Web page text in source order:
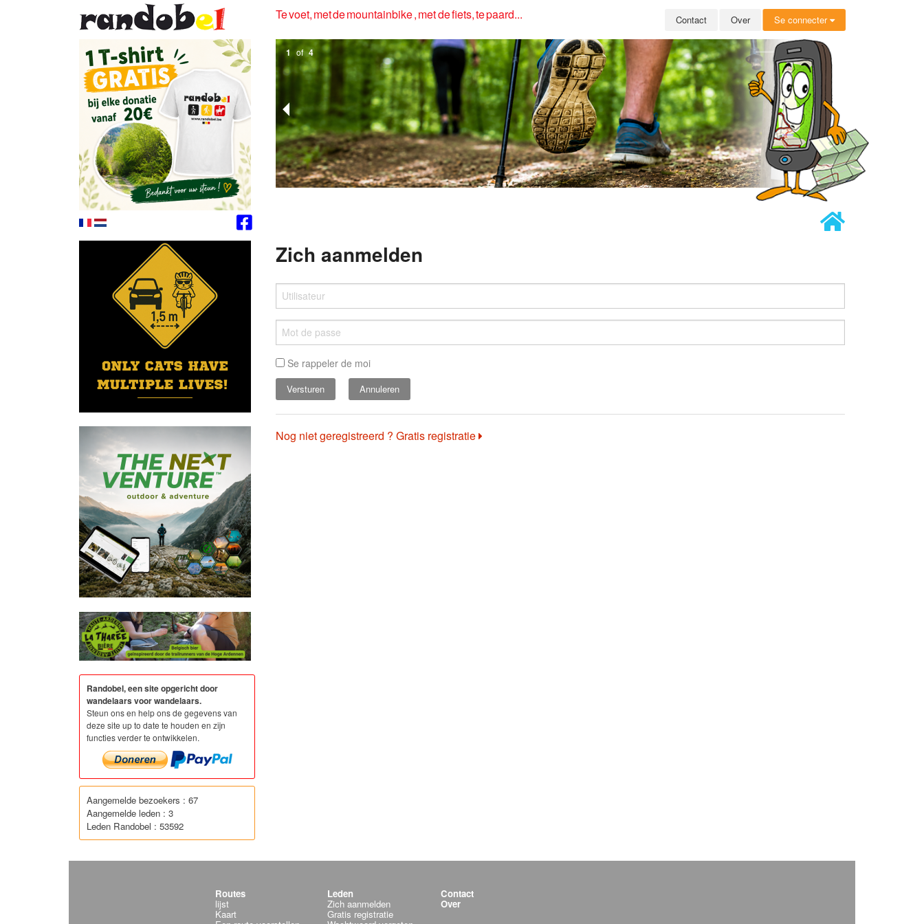
Te voet, met de mountainbike , met de fiets, te paard... Contact Over Se connecter
1 of 4
Zich aanmelden
Se rappeler de moi
Annuleren
Nog niet geregistreerd ? Gratis registratie
Randobel, een site opgericht door
wandelaars voor wandelaars.
Steun ons en help ons de gegevens van
deze site up to date te houden en zijn
functies verder te ontwikkelen.
Aangemelde bezoekers : 67
Aangemelde leden : 3
Leden Randobel : 53592
Routes
lijst
Kaart
Leden
Zich aanmelden
Gratis registratie
Contact
Over